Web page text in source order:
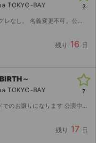
TOKYO-BAY
返金します。 公演3日前にQRコード送らせて頂きます
残り 16 日
3
～
TOKYO-BAY
ます 公演中止以外の返金は致しかねます
残り 17 日
7